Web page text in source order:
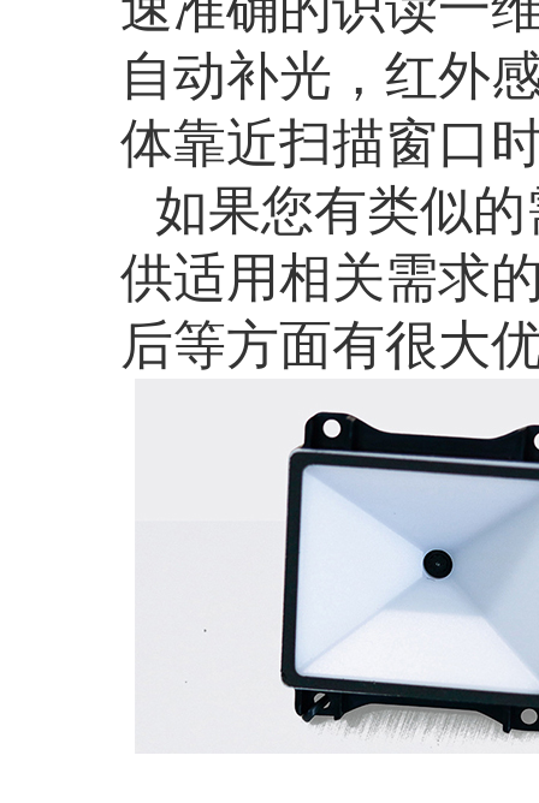
自动补光，红外
体靠近扫描窗口
如果您有类似
供适用相关需求
后等方面有很大